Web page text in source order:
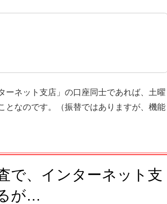
ーネット支店」の口座同士であれば、土曜
なのです。（振替ではありますが、機能
で、インターネット支
が…